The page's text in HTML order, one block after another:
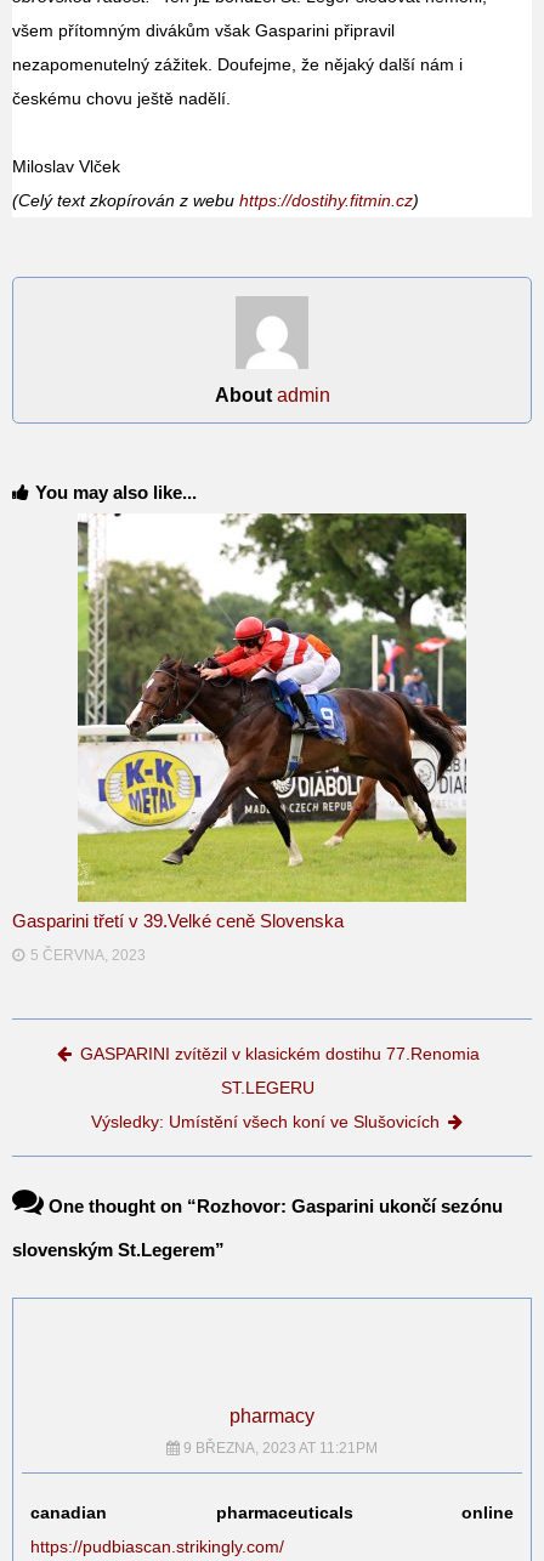
všem přítomným divákům však Gasparini připravil
nezapomenutelný zážitek. Doufejme, že nějaký další nám i
českému chovu ještě nadělí.
Miloslav Vlček
(Celý text zkopírován z webu https://dostihy.fitmin.cz)
About admin
You may also like...
Gasparini třetí v 39.Velké ceně Slovenska
5 ČERVNA, 2023
Post navigation
GASPARINI zvítězil v klasickém dostihu 77.Renomia
ST.LEGERU
Výsledky: Umístění všech koní ve Slušovicích
One thought on “Rozhovor: Gasparini ukončí sezónu
slovenským St.Legerem”
pharmacy
9 BŘEZNA, 2023 AT 11:21PM
canadian pharmaceuticals online
https://pudbiascan.strikingly.com/